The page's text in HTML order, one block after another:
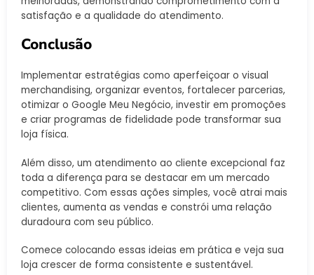
satisfação e a qualidade do atendimento.
Conclusão
Implementar estratégias como aperfeiçoar o visual
merchandising, organizar eventos, fortalecer parcerias,
otimizar o Google Meu Negócio, investir em promoções
e criar programas de fidelidade pode transformar sua
loja física.
Além disso, um atendimento ao cliente excepcional faz
toda a diferença para se destacar em um mercado
competitivo. Com essas ações simples, você atrai mais
clientes, aumenta as vendas e constrói uma relação
duradoura com seu público.
Comece colocando essas ideias em prática e veja sua
loja crescer de forma consistente e sustentável.